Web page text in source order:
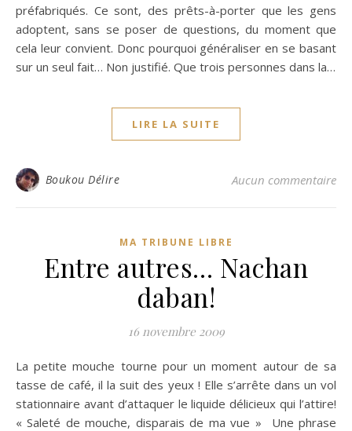
préfabriqués. Ce sont, des prêts-à-porter que les gens
adoptent, sans se poser de questions, du moment que
cela leur convient. Donc pourquoi généraliser en se basant
sur un seul fait… Non justifié. Que trois personnes dans la…
LIRE LA SUITE
Boukou Délire Aucun commentaire
MA TRIBUNE LIBRE
Entre autres… Nachan
daban!
16 novembre 2009
La petite mouche tourne pour un moment autour de sa
tasse de café, il la suit des yeux ! Elle s’arrête dans un vol
stationnaire avant d’attaquer le liquide délicieux qui l’attire!
« Saleté de mouche, disparais de ma vue » Une phrase